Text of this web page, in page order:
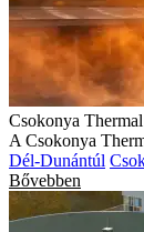
Csokonya Thermal
A Csokonya
Dél-Dunántúl
Bővebben